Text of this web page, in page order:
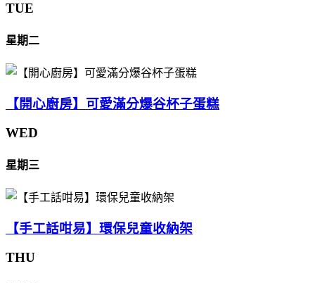
TUE
星期二
【開心廚房】可愛滿分爆谷杯子蛋糕
WED
星期三
【手工話咁易】環保兒童收納架
THU